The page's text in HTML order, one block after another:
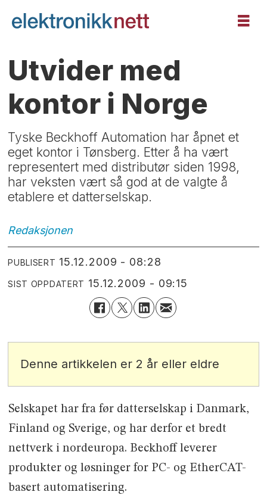
Utvider med
kontor i Norge
Tyske Beckhoff Automation har åpnet et
eget kontor i Tønsberg. Etter å ha vært
representert med distributør siden 1998,
har veksten vært så god at de valgte å
etablere et datterselskap.
Redaksjonen
PUBLISERT 15.12.2009 - 08:28
SIST OPPDATERT 15.12.2009 - 09:15
Denne artikkelen er 2 år eller eldre
Selskapet har fra før datterselskap i Danmark,
Finland og Sverige, og har derfor et bredt
nettverk i nordeuropa. Beckhoff leverer
produkter og løsninger for PC- og EtherCAT-
basert automatisering.